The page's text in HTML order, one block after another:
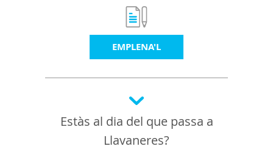
EMPLENA'L
Estàs al dia del que passa a
Llavaneres?